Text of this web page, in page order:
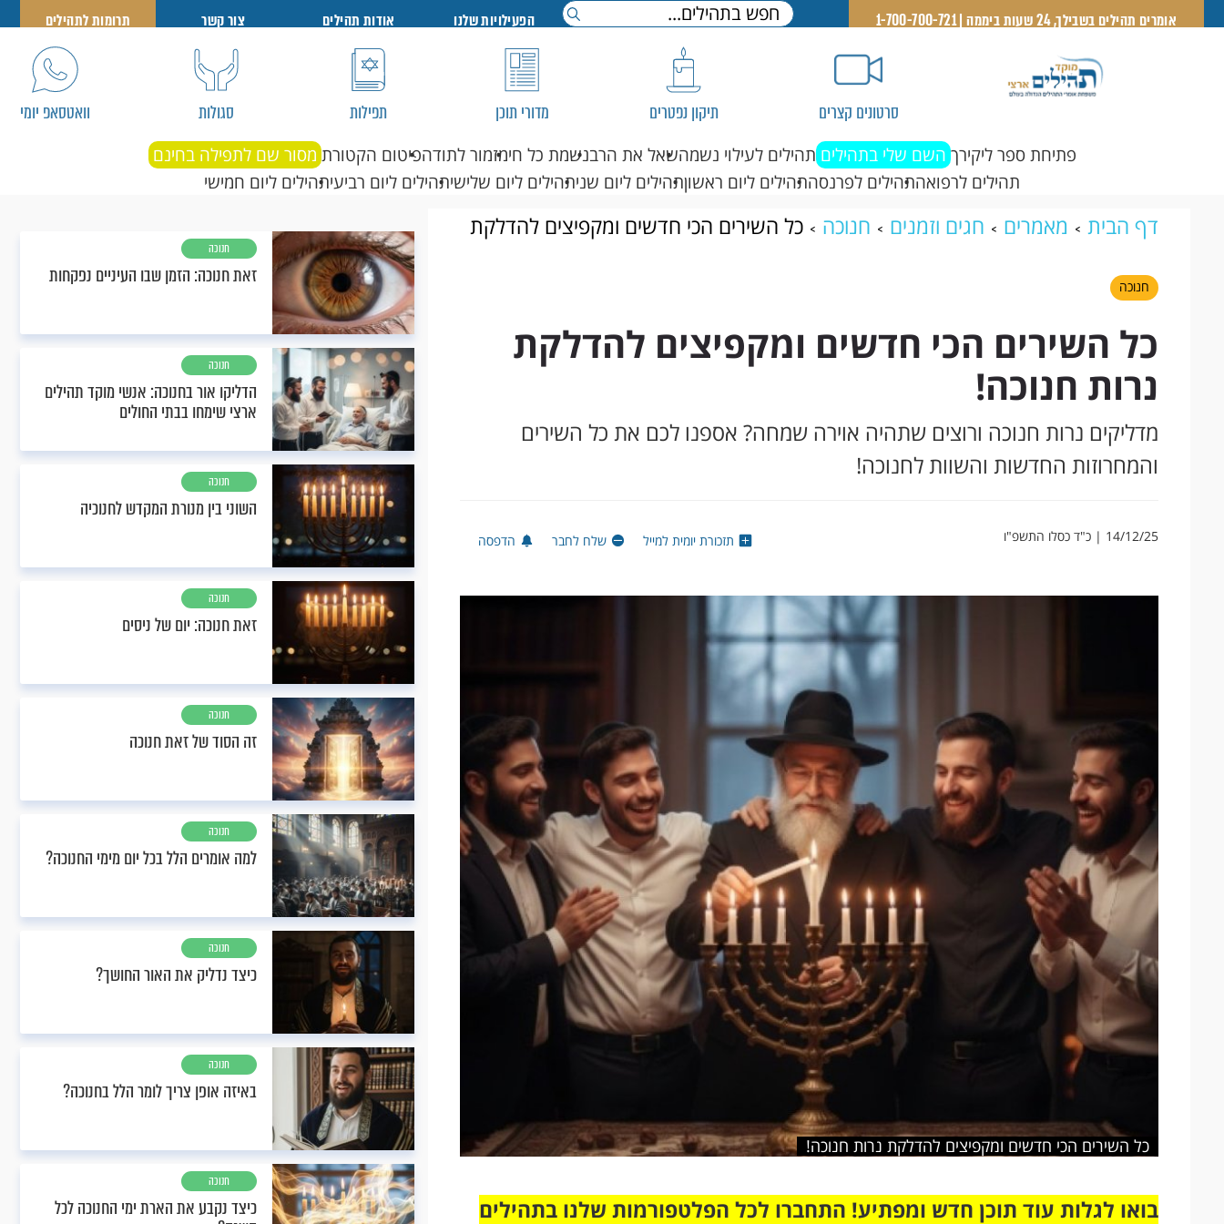
אומרים תהילים בשבילך, 24 שעות ביממה | 1-700-700-721 הפעילויות שלנו אודות תהילים צור קשר תרומות לתהילים
סרטונים קצרים תיקון נפטרים מדורי תוכן תפילות סגולות וואטסאפ יומי
פתיחת ספר ליקירך השם שלי בתהילים תהילים לעילוי נשמהשאל את הרבנשמת כל חימזמור לתודהפיטום הקטורת מסור שם לתפילה בחינם
תהילים לרפואהתהילים לפרנסהתהילים ליום ראשוןתהילים ליום שניתהילים ליום שלישיתהילים ליום רביעיתהילים ליום חמישי
דף הבית מאמרים חגים וזמנים חנוכה
כל השירים הכי חדשים ומקפיצים להדלקת
נרות חנוכה!
חנוכה
כל השירים הכי חדשים ומקפיצים להדלקת
נרות חנוכה!
מדליקים נרות חנוכה ורוצים שתהיה אוירה שמחה? אספנו לכם את כל השירים
והמחרוזות החדשות והשוות לחנוכה!
14/12/25 | כ"ד כסלו התשפ"ו תזכורת יומית למייל שלח לחבר הדפסה
כל השירים הכי חדשים ומקפיצים להדלקת נרות חנוכה!
בואו לגלות עוד תוכן חדש ומפתיע! התחברו לכל הפלטפורמות שלנו בתהילים
חנוכה
זאת חנוכה: הזמן שבו העיניים נפקחות
חנוכה
הדליקו אור בחנוכה: אנשי מוקד תהילים
ארצי שימחו בבתי החולים
חנוכה
השוני בין מנורת המקדש לחנוכיה
חנוכה
זאת חנוכה: יום של ניסים
חנוכה
זה הסוד של זאת חנוכה
חנוכה
למה אומרים הלל בכל יום מימי החנוכה?
חנוכה
כיצד נדליק את האור החושך?
חנוכה
באיזה אופן צריך לומר הלל בחנוכה?
חנוכה
כיצד נקבע את הארת ימי החנוכה לכל